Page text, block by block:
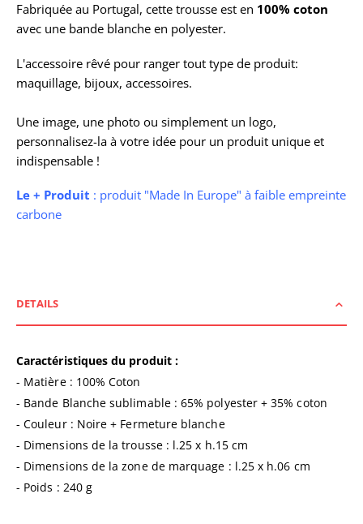
Fabriquée au Portugal, cette trousse est en 100% coton
avec une bande blanche en polyester.
L'accessoire rêvé pour ranger tout type de produit:
maquillage, bijoux, accessoires.
Une image, une photo ou simplement un logo,
personnalisez-la à votre idée pour un produit unique et
indispensable !
Le + Produit : produit "Made In Europe" à faible empreinte
carbone
DETAILS
Caractéristiques du produit :
- Matière : 100% Coton
- Bande Blanche sublimable : 65% polyester + 35% coton
- Couleur : Noire + Fermeture blanche
- Dimensions de la trousse : l.25 x h.15 cm
- Dimensions de la zone de marquage : l.25 x h.06 cm
- Poids : 240 g